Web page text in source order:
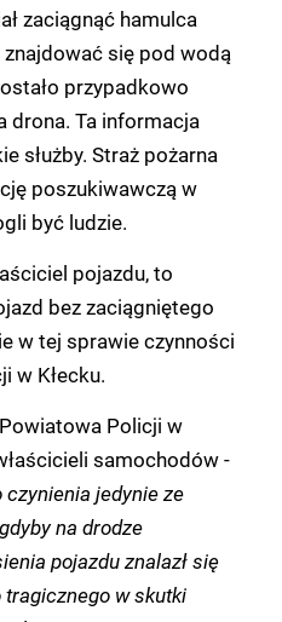
zaciągnąć hamulca
się pod wodą
przypadkowo
drona. Ta informacja
służby. Straż pożarna
poszukiwawczą w
być ludzie.
pojazdu, to
bez zaciągniętego
w tej sprawie czynności
w Kłecku.
Policji w
samochodów -
jedynie ze
na drodze
pojazdu znalazł się
tragicznego w skutki